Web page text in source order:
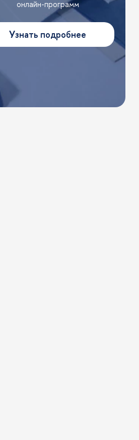
онлайн-программ
Узнать подробнее